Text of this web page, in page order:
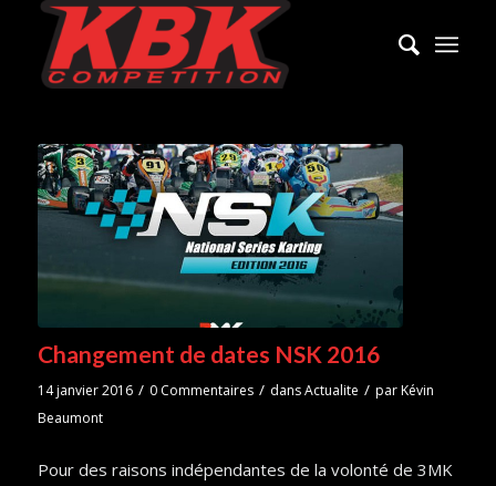
Changement de dates NSK 2016
14 janvier 2016 / 0 Commentaires / dansActualite / parKévin
Beaumont
Pour des raisons indépendantes de la volonté de 3MK